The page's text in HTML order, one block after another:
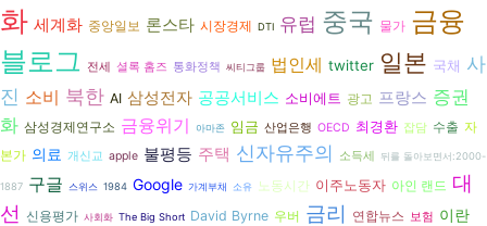
화 세계화 중앙일보 론스타 시장경제 DTI 유럽 중국 물가 금융
블로그
전세 셜록 홈즈 통화정책 씨티그룹 법인세 twitter 일본 국채 사
진 소비 북한 AI 삼성전자 공공서비스 소비에트 광고 프랑스 증권
화 삼성경제연구소 금융위기 아마존 임금 산업은행 OECD 최경환 잡담 수출 자
본가 의료 개신교 apple 불평등 주택 신자유주의 소득세 뒤를 돌아보면서:2000-
1887 구글 스위스 1984 Google 가계부채 소유 노동시간 이주노동자 아인 랜드 대
선
신용평가 사회화 The Big Short David Byrne 우버 금리 연합뉴스 보험 이란